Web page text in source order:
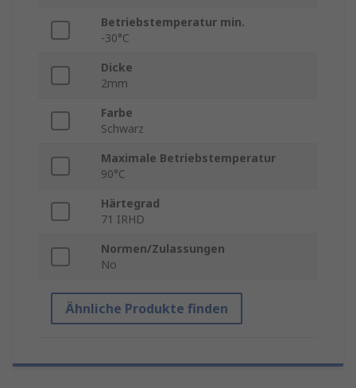
Betriebstemperatur min.
-30°C
Dicke
2mm
Farbe
Schwarz
Maximale Betriebstemperatur
90°C
Härtegrad
71 IRHD
Normen/Zulassungen
No
Ähnliche Produkte finden